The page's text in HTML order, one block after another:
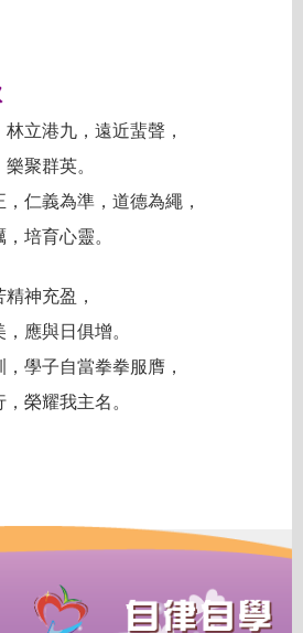
立港九，遠近蜚聲，
聚群英。
仁義為準，道德為繩，
培育心靈。
神充盈，
應與日俱增。
學子自當拳拳服膺，
榮耀我主名。